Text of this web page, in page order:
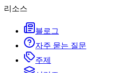
리소스
블로그
자주 묻는 질문
주제